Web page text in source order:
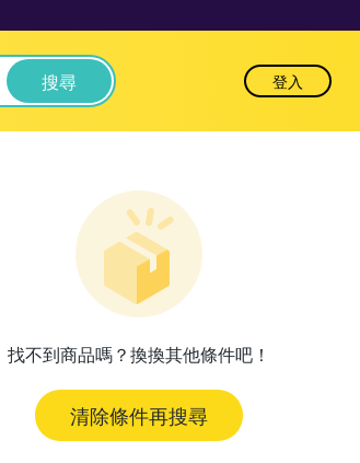
搜尋 登入
找不到商品嗎？換換其他條件吧！
清除條件再搜尋